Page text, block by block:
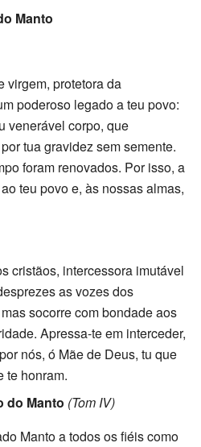
Manto
virgem, protetora da
poderoso legado a teu povo:
venerável corpo, que
tua gravidez sem semente.
foram renovados. Por isso, a
teu povo e, às nossas almas,
cristãos, intercessora imutável
as vozes dos
socorre com bondade aos
Apressa-te em interceder,
nós, ó Mãe de Deus, tu que
te honram.
do Manto (Tom IV)
Manto a todos os fiéis como